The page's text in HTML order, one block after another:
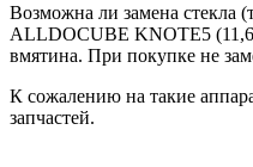
Возможна ли замена стекла
ALLDOCUBE KNOTE5
вмятина. При покупке не
К сожалению на такие
запчастей.